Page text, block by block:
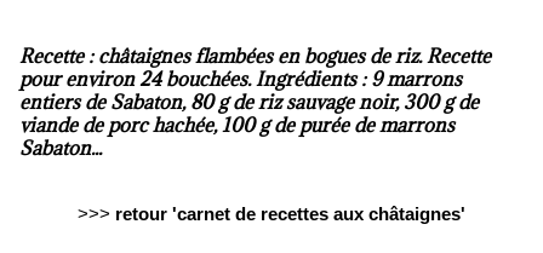
Recette : châtaignes flambées en bogues de riz. Recette
pour environ 24 bouchées. Ingrédients : 9 marrons
entiers de Sabaton, 80 g de riz sauvage noir, 300 g de
viande de porc hachée, 100 g de purée de marrons
Sabaton...
>>> retour 'carnet de recettes aux châtaignes'